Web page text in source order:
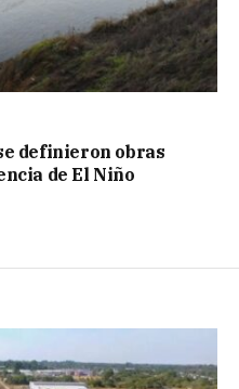
definieron obras
de El Niño